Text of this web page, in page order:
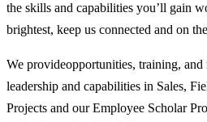
the skills and capabilities you’ll gain
brightest, keep us connected and on
We provideopportunities, training, and
leadership and capabilities in Sales,
Projects and our Employee Scholar